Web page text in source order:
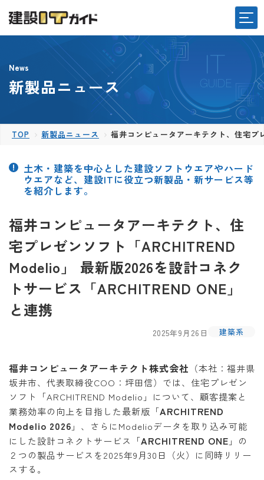
News
新製品ニュース
TOP 新製品ニュース 福井コンピュータアーキテクト、住宅
土木・建築を中心とした建設ソフトウエアやハード
ウエアなど、建設ITに役立つ新製品・新サービス等
を紹介します。
福井コンピュータアーキテクト、住
宅プレゼンソフト「ARCHITREND
Modelio」 最新版2026を設計コネク
トサービス「ARCHITREND ONE」
と連携
2025年9月26日 建築系
福井コンピュータアーキテクト株式会社 （本社：福井県
坂井市、代表取締役COO：坪田信）では、住宅プレゼン
ソフト「ARCHITREND Modelio」について、顧客提案と
業務効率の向上を目指した最新版「ARCHITREND
Modelio 2026 」、さらにModelioデータを取り込み可能
にした設計コネクトサービス「ARCHITREND ONE 」の
２つの製品サービスを2025年9月30日（火）に同時リリー
スする。